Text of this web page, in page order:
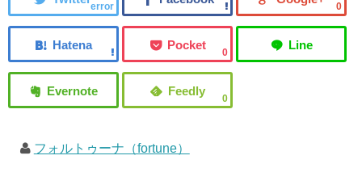
error 0
0
0
フォルトゥーナ（fortune）